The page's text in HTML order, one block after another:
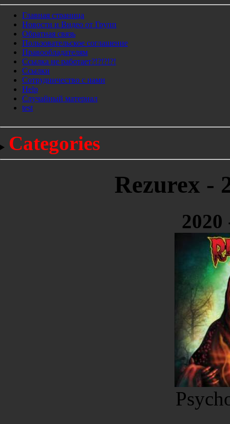
Главная страница
Новости и Видео от Групп
Обратная связь
Пользовательское соглашение
Правообладателям
Ссылка не работает?!?!?!?!
Ссылки
Сотрудничество с нами
Help
Cлучайный материал
test
Categories
Rezurex -
2020